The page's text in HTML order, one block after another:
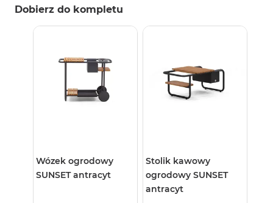
Dobierz do kompletu
Wózek ogrodowy
SUNSET antracyt
Stolik kawowy
ogrodowy SUNSET
antracyt